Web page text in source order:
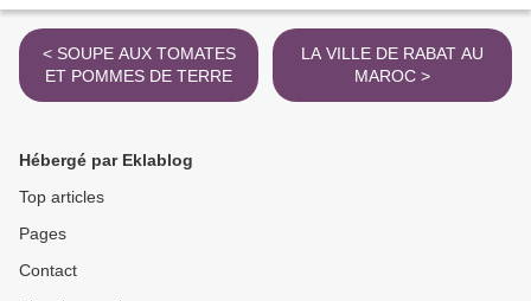
< SOUPE AUX TOMATES
ET POMMES DE TERRE
LA VILLE DE RABAT AU
MAROC >
Hébergé par Eklablog
Top articles
Pages
Contact